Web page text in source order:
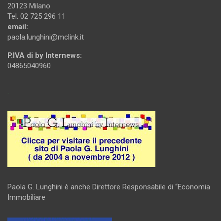
20123 Milano
Tel. 02 725 296 11
email:
paola.lunghini@mclink.it
P.IVA di by Internews:
04865040960
.
Paola G. Lunghini è anche Direttore Responsabile di “Economia
Immobiliare